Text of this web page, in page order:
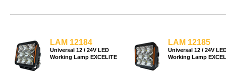
LAM 12184
Universal 12 / 24V LED
Working Lamp EXCELITE
LAM 12185
Universal 12 / 24V
Working Lamp